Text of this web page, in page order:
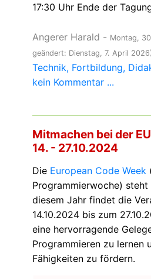
17:30 Uhr Ende der
Angerer Harald - Montag,
geändert: Dienstag, 7. April
Technik Fortbildung
kein Kommentar ...
Mitmachen bei der
14. - 27.10.2024
Die European Code Week
Programmierwoche)
diesem Jahr findet die
14.10.2024 bis zum
eine hervorragende
Programmieren zu lernen
Fähigkeiten zu fördern.